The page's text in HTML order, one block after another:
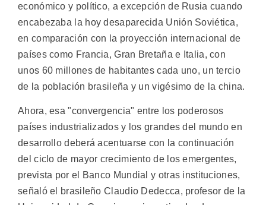
económico y político, a excepción de Rusia cuando
encabezaba la hoy desaparecida Unión Soviética,
en comparación con la proyección internacional de
países como Francia, Gran Bretaña e Italia, con
unos 60 millones de habitantes cada uno, un tercio
de la población brasileña y un vigésimo de la china.
Ahora, esa "convergencia" entre los poderosos
países industrializados y los grandes del mundo en
desarrollo deberá acentuarse con la continuación
del ciclo de mayor crecimiento de los emergentes,
prevista por el Banco Mundial y otras instituciones,
señaló el brasileño Claudio Dedecca, profesor de la